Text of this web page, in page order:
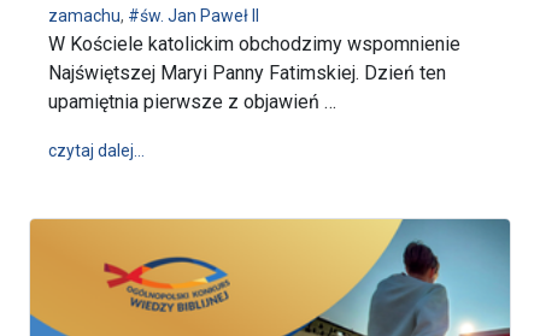
zamachu, #św. Jan Paweł II
W Kościele katolickim obchodzimy wspomnienie
Najświętszej Maryi Panny Fatimskiej. Dzień ten
upamiętnia pierwsze z objawień …
czytaj dalej…